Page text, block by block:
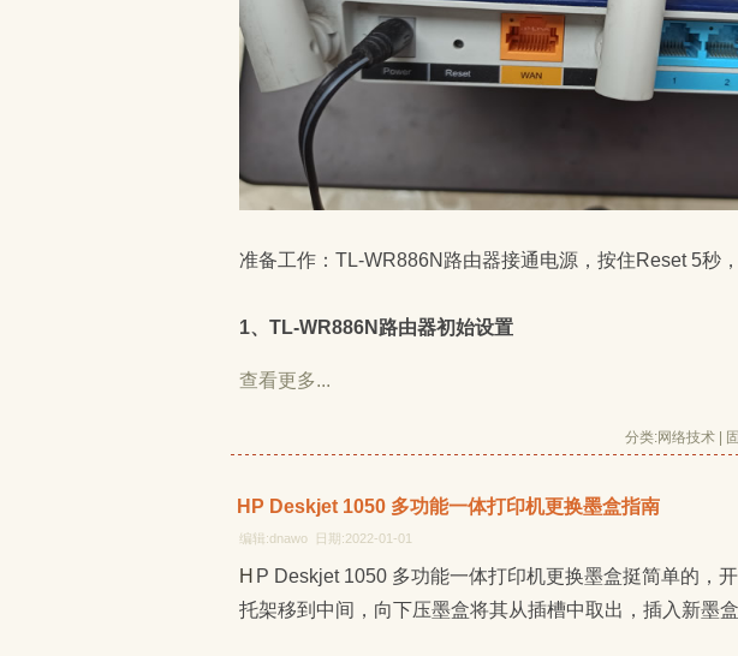
准备工作：TL-WR886N路由器接通电源，按住Reset 5秒，
1、TL-WR886N路由器初始设置
查看更多...
分类:网络技术
HP Deskjet 1050 多功能一体打印机更换墨盒指南
编辑:dnawo 日期:2022-01-01
HP Deskjet 1050 多功能一体打印机更换墨盒挺简单的，开启电源，打开墨盒门，等待墨盒
托架移到中间，向下压墨盒将其从插槽中取出，插入新墨